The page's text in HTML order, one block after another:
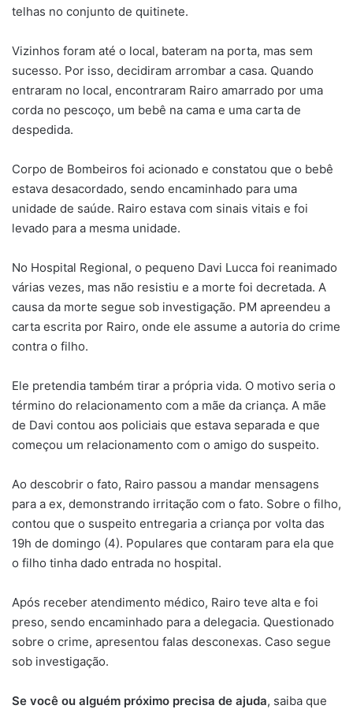
telhas no conjunto de quitinete.
Vizinhos foram até o local, bateram na porta, mas sem
sucesso. Por isso, decidiram arrombar a casa. Quando
entraram no local, encontraram Rairo amarrado por uma
corda no pescoço, um bebê na cama e uma carta de
despedida.
Corpo de Bombeiros foi acionado e constatou que o bebê
estava desacordado, sendo encaminhado para uma
unidade de saúde. Rairo estava com sinais vitais e foi
levado para a mesma unidade.
No Hospital Regional, o pequeno Davi Lucca foi reanimado
várias vezes, mas não resistiu e a morte foi decretada. A
causa da morte segue sob investigação. PM apreendeu a
carta escrita por Rairo, onde ele assume a autoria do crime
contra o filho.
Ele pretendia também tirar a própria vida. O motivo seria o
término do relacionamento com a mãe da criança. A mãe
de Davi contou aos policiais que estava separada e que
começou um relacionamento com o amigo do suspeito.
Ao descobrir o fato, Rairo passou a mandar mensagens
para a ex, demonstrando irritação com o fato. Sobre o filho,
contou que o suspeito entregaria a criança por volta das
19h de domingo (4). Populares que contaram para ela que
o filho tinha dado entrada no hospital.
Após receber atendimento médico, Rairo teve alta e foi
preso, sendo encaminhado para a delegacia. Questionado
sobre o crime, apresentou falas desconexas. Caso segue
sob investigação.
Se você ou alguém próximo precisa de ajuda, saiba que